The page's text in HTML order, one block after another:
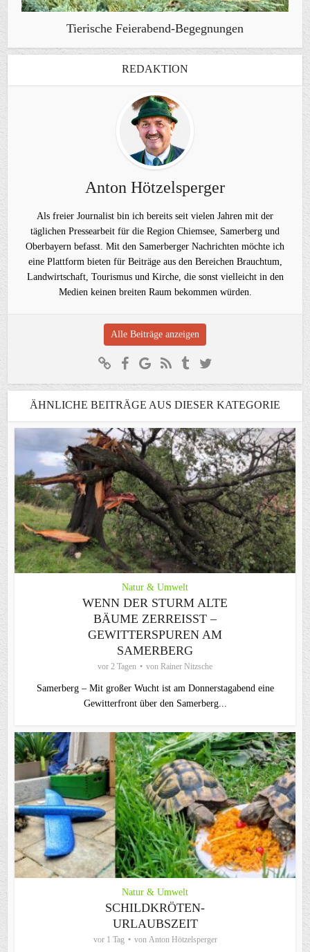
Tierische Feierabend-Begegnungen
REDAKTION
Anton Hötzelsperger
Als freier Journalist bin ich bereits seit vielen Jahren mit der
täglichen Pressearbeit für die Region Chiemsee, Samerberg und
Oberbayern befasst. Mit den Samerberger Nachrichten möchte ich
eine Plattform bieten für Beiträge aus den Bereichen Brauchtum,
Landwirtschaft, Tourismus und Kirche, die sonst vielleicht in den
Medien keinen breiten Raum bekommen würden.
Alle Beiträge anzeigen
ÄHNLICHE BEITRÄGE AUS DIESER KATEGORIE
Natur & Umwelt
WENN DER STURM ALTE
BÄUME ZERREISST – G
EWITTERSPUREN AM S
AMERBERG
vor 2 Tagen von Rainer Nitzsche
Samerberg – Mit großer Wucht ist am Donnerstagabend eine
Gewitterfront über den Samerberg...
Natur & Umwelt
SCHILDKRÖTEN-
URLAUBSZEIT
vor 1 Tag von Anton Hötzelsperger